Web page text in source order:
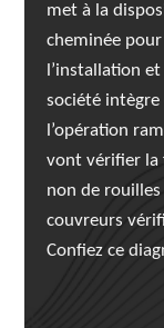
met à la
cheminée
l’installation
société
l’opération
vont vérifier la
non de
couvreurs
Confiez ce